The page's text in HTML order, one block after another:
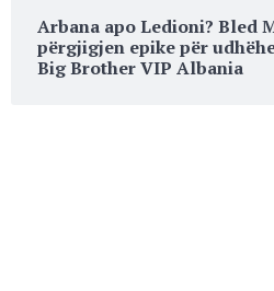
Arbana apo Ledioni? Bled
përgjigjen epike për
Big Brother VIP Albania